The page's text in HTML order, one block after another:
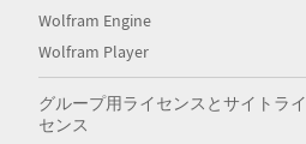
Wolfram Engine
Wolfram Player
グループ用ライセンスとサイトライ
センス